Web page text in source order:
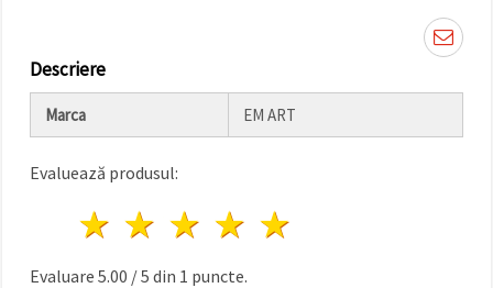
cookie -uri
dat și
făcând clic
pe butonul
"Salvați"
toate!
Descriere
Marca EM ART
Evaluează produsul:
4 stele
3 stele
2 stele
1 stea
Evaluare 5.00 /5 din 1 puncte.